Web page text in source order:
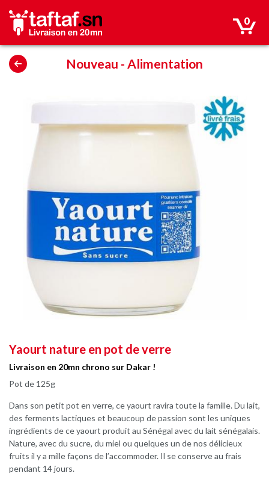
0
Nouveau - Alimentation
Yaourt nature en pot de verre
Livraison en 20mn chrono sur Dakar !
Pot de 125g
Dans son petit pot en verre, ce yaourt ravira toute la famille. Du lait,
des ferments lactiques et beaucoup de passion sont les uniques
ingrédients de ce yaourt produit au Sénégal avec du lait sénégalais.
Nature, avec du sucre, du miel ou quelques un de nos délicieux
fruits il y a mille façons de l’accommoder. Il se conserve au frais
pendant 14 jours.